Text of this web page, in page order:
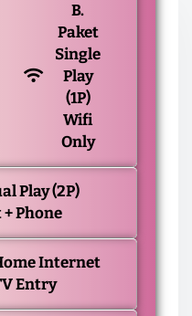
B.
Paket
Single
Play
(1P)
Wifi
Only
Play (2P)
Phone
Internet
Entry